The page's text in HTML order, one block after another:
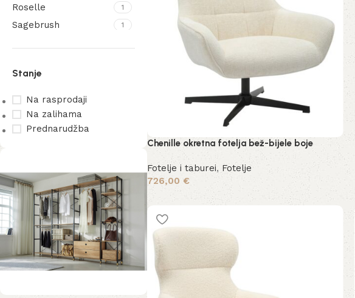
Roselle 1
Sagebrush 1
Stanje
Na rasprodaji
Na zalihama
Prednarudžba
Chenille okretna fotelja bež-bijele boje
Fotelje i taburei, Fotelje
726,00 €
Dodaj u košaricu